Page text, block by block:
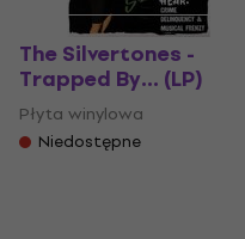
The Silvertones -
Trapped By... (LP)
Płyta winylowa
Niedostępne